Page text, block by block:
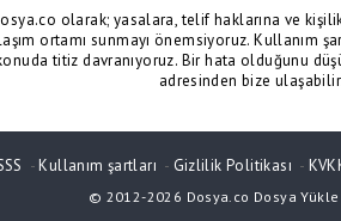
olarak; yasalara, telif haklarına ve
ortamı sunmayı önemsiyoruz. Kullanım
titiz davranıyoruz. Bir hata olduğunu
adresinden bize
-Kullanım şartları - Gizlilik Politikası -
© 2012-2026 Dosya.co Dosya Yükle